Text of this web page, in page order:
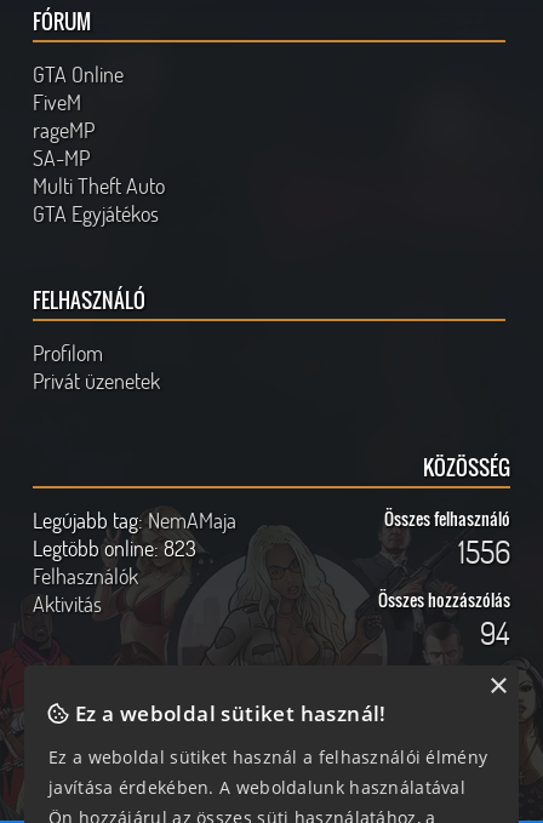
FÓRUM
GTA Online
FiveM
rageMP
SA-MP
Multi Theft Auto
GTA Egyjátékos
FELHASZNÁLÓ
Profilom
Privát üzenetek
KÖZÖSSÉG
Legújabb tag:NemAMaja
Legtöbb online:823
Felhasználók
Aktivitás
Összes felhasználó
1556
Összes hozzászólás
94
Online felhasználók
249 vendég, 0 tag
Kövess Minket!
Ez a weboldal sütiket használ!
Ez a weboldal sütiket használ a felhasználói élmény
javítása érdekében. A weboldalunk használatával
Ön hozzájárul az összes süti használatához, a
×